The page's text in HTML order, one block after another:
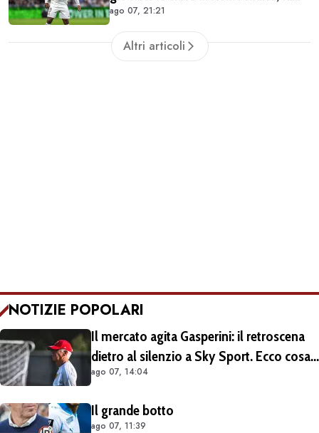
pista si complica
ago 07, 21:21
Altri articoli
NOTIZIE POPOLARI
Il mercato agita Gasperini: il retroscena
dietro al silenzio a Sky Sport. Ecco cosa
è emerso dal meeting con la proprietà
ago 07, 14:04
Il grande botto
ago 07, 11:39